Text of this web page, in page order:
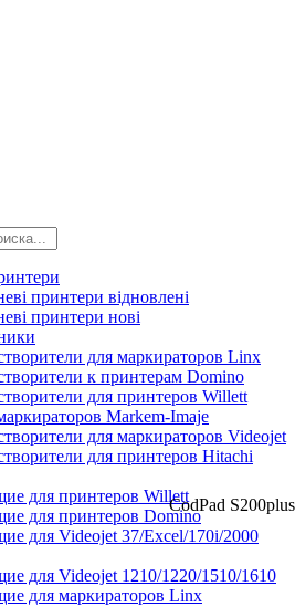
принтери відновлені
принтери нові
для маркираторов Linx
к принтерам Domino
для принтеров Willett
Markem-Imaje
для маркираторов Videojet
для принтеров Hitachi
для принтеров Willett
для принтеров Domino
для Videojet 37/Excel/170i/2000
для Videojet 1210/1220/1510/1610
для маркираторов Linx
CodPad S200plus